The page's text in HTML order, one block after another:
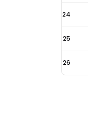
24
25
26